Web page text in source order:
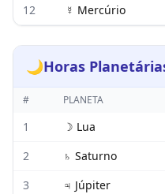
12
☿ Mercúrio
🌙Horas
# PLANETA
1 ☽ Lua
2
♄ Saturno
3
♃ Júpiter